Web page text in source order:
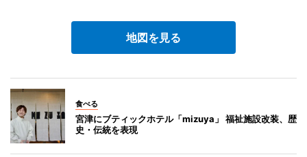
地図を見る
食べる
宮津にブティックホテル「mizuya」 福祉施設改装、歴
史・伝統を表現